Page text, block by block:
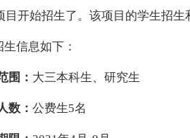
目开始招生了。该项目的学生招生
信息如下：
围： 大三本科生、研究生
数：公费生5名